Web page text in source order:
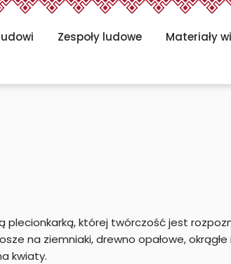
Zespoły ludowe Materiały
plecionkarką, której twórczość jest
na ziemniaki, drewno opałowe,
kwiaty.